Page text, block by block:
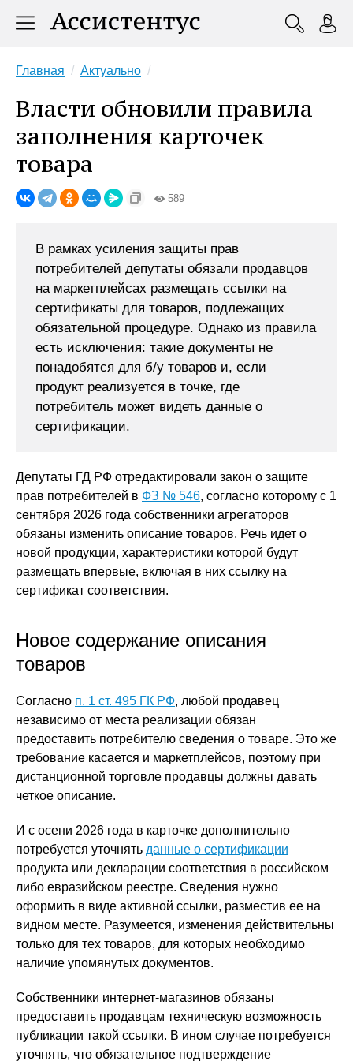
Главная Актуально
Власти обновили правила
заполнения карточек
товара
589
В рамках усиления защиты прав
потребителей депутаты обязали продавцов
на маркетплейсах размещать ссылки на
сертификаты для товаров, подлежащих
обязательной процедуре. Однако из правила
есть исключения: такие документы не
понадобятся для б/у товаров и, если
продукт реализуется в точке, где
потребитель может видеть данные о
сертификации.
Депутаты ГД РФ отредактировали закон о защите
прав потребителей в ФЗ № 546, согласно которому с 1
сентября 2026 года собственники агрегаторов
обязаны изменить описание товаров. Речь идет о
новой продукции, характеристики которой будут
размещать впервые, включая в них ссылку на
сертификат соответствия.
Новое содержание описания
товаров
Согласно п. 1 ст. 495 ГК РФ, любой продавец
независимо от места реализации обязан
предоставить потребителю сведения о товаре. Это же
требование касается и маркетплейсов, поэтому при
дистанционной торговле продавцы должны давать
четкое описание.
И с осени 2026 года в карточке дополнительно
потребуется уточнять данные о сертификации
продукта или декларации соответствия в российском
либо евразийском реестре. Сведения нужно
оформить в виде активной ссылки, разместив ее на
видном месте. Разумеется, изменения действительны
только для тех товаров, для которых необходимо
наличие упомянутых документов.
Собственники интернет-магазинов обязаны
предоставить продавцам техническую возможность
публикации такой ссылки. В ином случае потребуется
уточнять, что обязательное подтверждение